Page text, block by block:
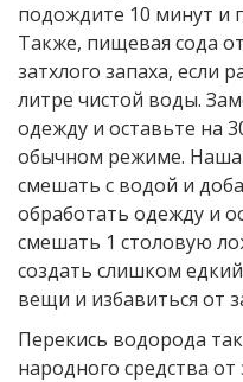
подождите 10 минут и
Также, пищевая сода
затхлого запаха, если
литре чистой воды.
одежду и оставьте на
обычном режиме.
смешать с водой и
обработать одежду и
смешать 1 столовую
создать слишком
вещи и избавиться от
Перекись водорода
народного средства от